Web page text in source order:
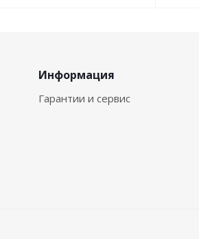
Информация
Гарантии и сервис